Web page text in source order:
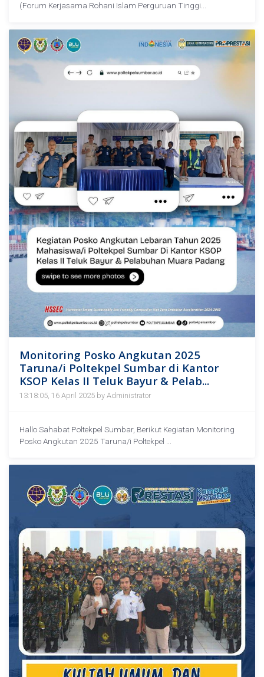
(Forum Kerjasama Rohani Islam Perguruan Tinggi...
Monitoring Posko Angkutan 2025
Taruna/i Poltekpel Sumbar di Kantor
KSOP Kelas II Teluk Bayur & Pelab...
13:18:05, 16 April 2025 by Administrator
Hallo Sahabat Poltekpel Sumbar, Berikut Kegiatan Monitoring
Posko Angkutan 2025 Taruna/i Poltekpel ...